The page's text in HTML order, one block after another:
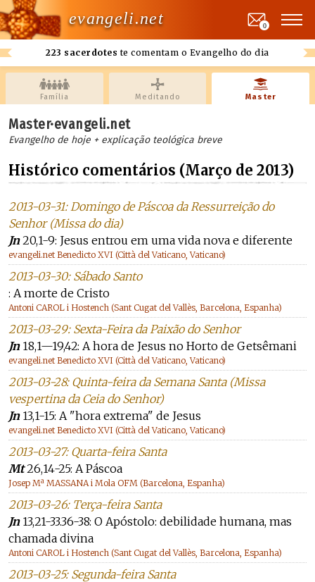
evangeli.net
223 sacerdotes te comentam o Evangelho do dia
0
Família Meditando Master
Master·evangeli.net
Evangelho de hoje + explicação teológica breve
Histórico comentários (Março de 2013)
2013-03-31: Domingo de Páscoa da Ressurreição do
Senhor (Missa do dia)
Jn20,1-9: Jesus entrou em uma vida nova e diferente
evangeli.net Benedicto XVI (Città del Vaticano, Vaticano)
2013-03-30: Sábado Santo
: A morte de Cristo
Antoni CAROL i Hostench (Sant Cugat del Vallès, Barcelona, Espanha)
2013-03-29: Sexta-Feira da Paixão do Senhor
Jn18,1—19,42: A hora de Jesus no Horto de Getsêmani
evangeli.net Benedicto XVI (Città del Vaticano, Vaticano)
2013-03-28: Quinta-feira da Semana Santa (Missa
vespertina da Ceia do Senhor)
Jn13,1-15: A "hora extrema" de Jesus
evangeli.net Benedicto XVI (Città del Vaticano, Vaticano)
2013-03-27: Quarta-feira Santa
Mt26,14-25: A Páscoa
Josep Mª MASSANA i Mola OFM (Barcelona, Espanha)
2013-03-26: Terça-feira Santa
Jn13,21-33.36-38: O Apóstolo: debilidade humana, mas
chamada divina
Antoni CAROL i Hostench (Sant Cugat del Vallès, Barcelona, Espanha)
2013-03-25: Segunda-feira Santa